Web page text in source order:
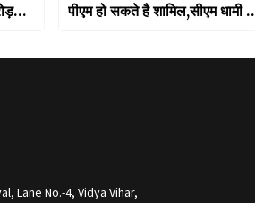
पीएम हो सकते है शामिल,सीएम धामी ने
Lane No.-4, Vidya Vihar,